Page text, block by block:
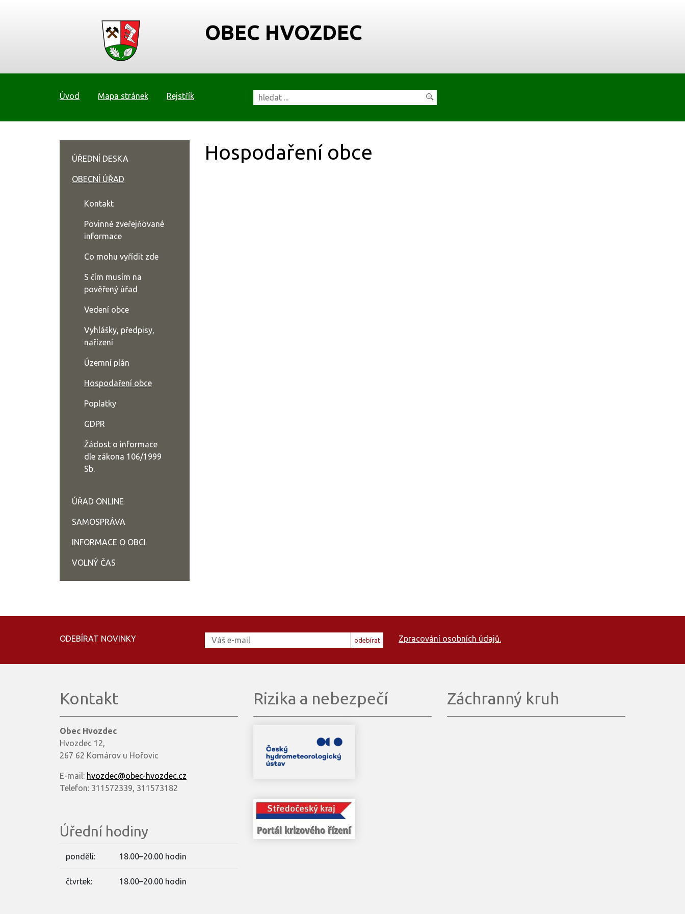
OBEC HVOZDEC
Úvod Mapa stránek Rejstřík
Hospodaření obce
ÚŘEDNÍ DESKA
OBECNÍ ÚŘAD
Kontakt
Povinně zveřejňované
informace
Co mohu vyřídit zde
S čím musím na
pověřený úřad
Vedení obce
Vyhlášky, předpisy,
nařízení
Územní plán
Hospodaření obce
Poplatky
GDPR
Žádost o informace
dle zákona 106/1999
Sb.
ÚŘAD ONLINE
SAMOSPRÁVA
INFORMACE O OBCI
VOLNÝ ČAS
ODEBÍRAT NOVINKY odebírat Zpracování osobních údajů.
Kontakt
Obec Hvozdec
Hvozdec 12,
267 62 Komárov u Hořovic
E-mail: hvozdec@obec-hvozdec.cz
Telefon: 311572339, 311573182
Úřední hodiny
pondělí: 18.00–20.00 hodin
čtvrtek: 18.00–20.00 hodin
Rizika a nebezpečí Záchranný kruh